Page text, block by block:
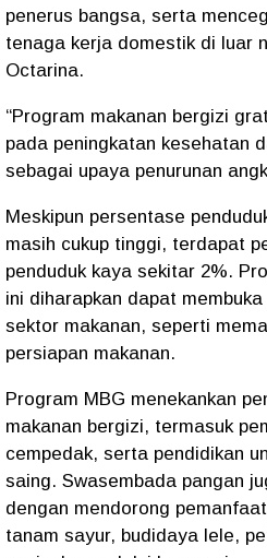
penerus bangsa, serta
tenaga kerja domestik di luar
Octarina.
“Program makanan bergizi
pada peningkatan kesehatan
sebagai upaya penurunan
Meskipun persentase
masih cukup tinggi, terdapat
penduduk kaya sekitar 2%.
ini diharapkan dapat
sektor makanan, seperti
persiapan makanan.
Program MBG menekankan
makanan bergizi, termasuk
cempedak, serta pendidikan
saing. Swasembada pangan
dengan mendorong
tanam sayur, budidaya lele,